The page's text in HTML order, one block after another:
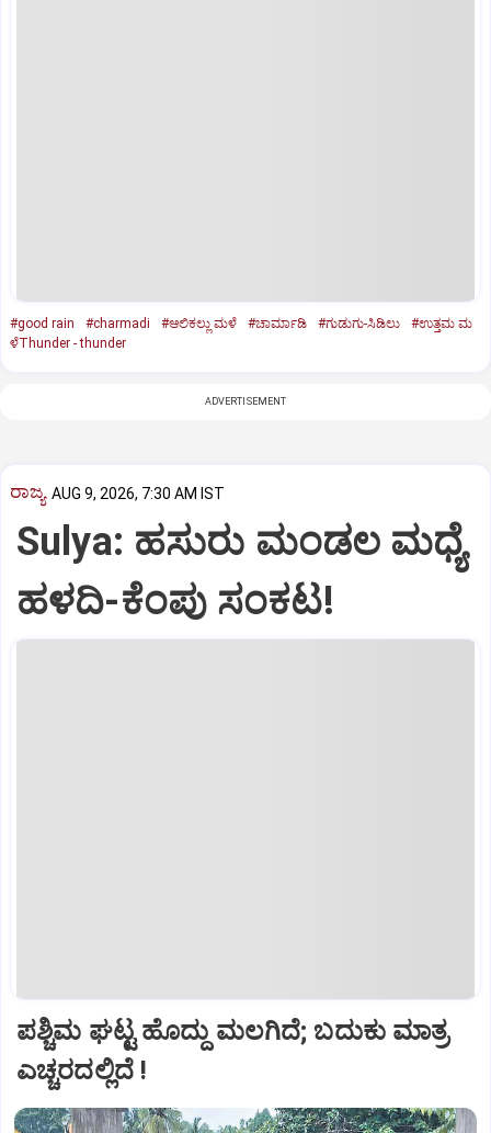
#good rain #charmadi #ಆಲಿಕಲ್ಲು ಮಳೆ #ಚಾರ್ಮಾಡಿ #ಗುಡುಗು-ಸಿಡಿಲು
#ಉತ್ತಮ ಮ
ಳೆThunder - thunder
ADVERTISEMENT
ರಾಜ್ಯ AUG 9, 2026, 7:30 AM IST
Sulya: ಹಸುರು ಮಂಡಲ ಮಧ್ಯೆ
ಹಳದಿ-ಕೆಂಪು ಸಂಕಟ!
ಪಶ್ಚಿಮ ಘಟ್ಟ ಹೊದ್ದು ಮಲಗಿದೆ; ಬದುಕು ಮಾತ್ರ
ಎಚ್ಚರದಲ್ಲಿದೆ !